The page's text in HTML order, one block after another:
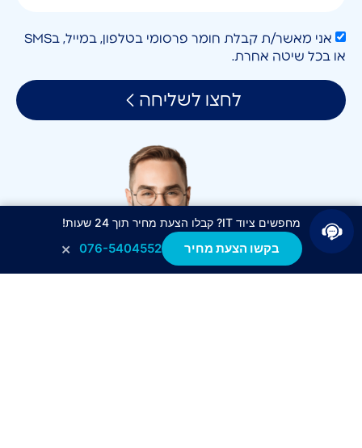
אני מאשר/ת קבלת חומר פרסומי בטלפון, במייל, בSMS
או בכל שיטה אחרת.
לחצו לשליחה
מחפשים ציוד IT? קבלו הצעת מחיר תוך 24 שעות!
בקשו הצעת מחיר 076-5404552
×